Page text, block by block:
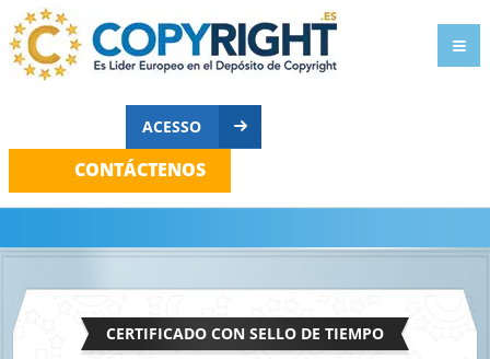
ACESSO
CONTÁCTENOS
CERTIFICADO CON SELLO DE TIEMPO